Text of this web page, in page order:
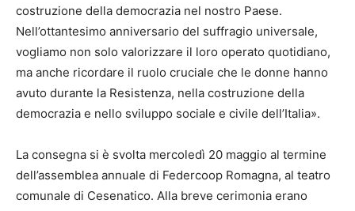
costruzione della democrazia nel nostro Paese.
Nell’ottantesimo anniversario del suffragio universale,
vogliamo non solo valorizzare il loro operato quotidiano,
ma anche ricordare il ruolo cruciale che le donne hanno
avuto durante la Resistenza, nella costruzione della
democrazia e nello sviluppo sociale e civile dell’Italia».
La consegna si è svolta mercoledì 20 maggio al termine
dell’assemblea annuale di Federcoop Romagna, al teatro
comunale di Cesenatico. Alla breve cerimonia erano